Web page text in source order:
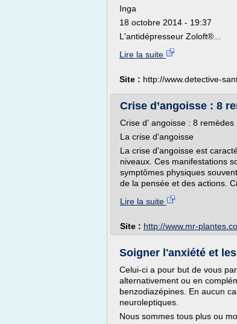
Inga
18 octobre 2014 - 19:37
L'antidépresseur Zoloft®...
Lire la suite
Site : http://www.detective-
Crise d’angoisse : 8
Crise d' angoisse : 8 remèdes
La crise d'angoisse
La crise d'angoisse est
niveaux. Ces manifestations
symptômes physiques
de la pensée et des actions.
Lire la suite
Site : http://www.mr-
Soigner l'anxiété et
Celui-ci a pour but de vous
alternativement ou en
benzodiazépines. En aucun
neuroleptiques.
Nous sommes tous plus ou